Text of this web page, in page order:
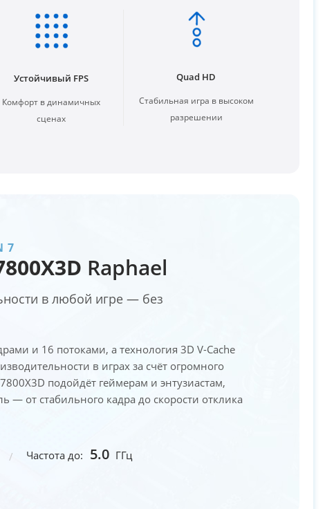
Устойчивый FPS
Комфорт в динамичных
сценах
Quad HD
Стабильная игра в высоком
разрешении
7
Raphael
в любой игре — без
и 16 потоками, а технология 3D V-Cache
в играх за счёт огромного
подойдёт геймерам и энтузиастам,
— от стабильного кадра до скорости отклика
Частота до: 5.0 ГГц